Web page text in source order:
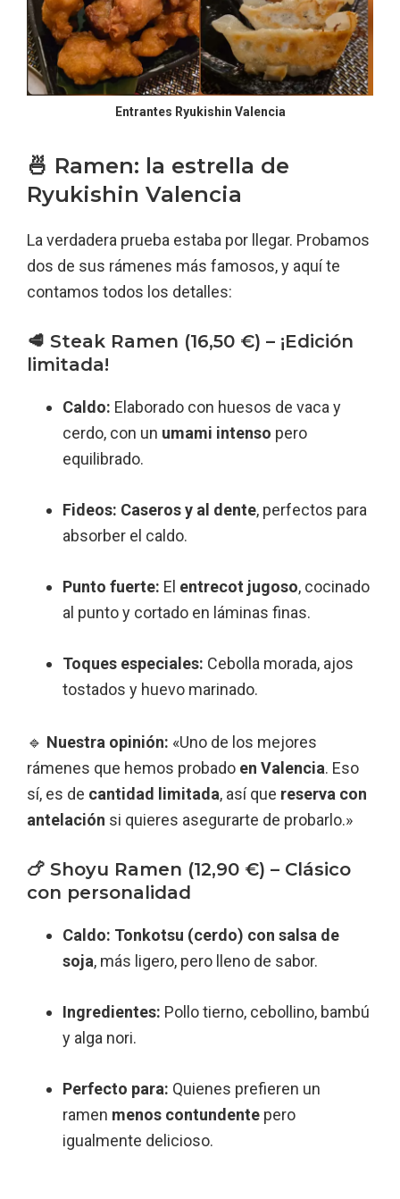
Entrantes Ryukishin Valencia
🍜 Ramen: la estrella de
Ryukishin Valencia
La verdadera prueba estaba por llegar. Probamos
dos de sus rámenes más famosos, y aquí te
contamos todos los detalles:
🥩 Steak Ramen (16,50 €) – ¡Edición
limitada!
Caldo: Elaborado con huesos de vaca y
cerdo, con un umami intenso pero
equilibrado.
Fideos: Caseros y al dente, perfectos para
absorber el caldo.
Punto fuerte: El entrecot jugoso, cocinado
al punto y cortado en láminas finas.
Toques especiales: Cebolla morada, ajos
tostados y huevo marinado.
🔹 Nuestra opinión: «Uno de los mejores
rámenes que hemos probado en Valencia. Eso
sí, es de cantidad limitada, así que reserva con
antelación si quieres asegurarte de probarlo.»
🍗 Shoyu Ramen (12,90 €) – Clásico
con personalidad
Caldo: Tonkotsu (cerdo) con salsa de
soja, más ligero, pero lleno de sabor.
Ingredientes: Pollo tierno, cebollino, bambú
y alga nori.
Perfecto para: Quienes prefieren un
ramen menos contundente pero
igualmente delicioso.